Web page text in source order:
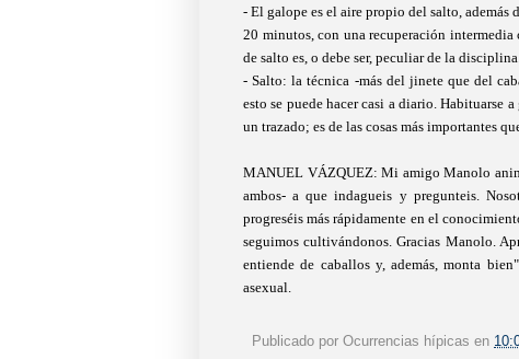
- El galope es el aire propio del salto,
20 minutos, con una recuperación
de salto es, o debe ser, peculiar de la disciplina.
- Salto: la técnica -más del jinete que del
esto se puede hacer casi a diario. Habituarse
un trazado; es de las cosas más importantes
MANUEL VÁZQUEZ: Mi amigo Manolo
ambos- a que indagueis y pregunteis.
progreséis más rápidamente en el
seguimos cultivándonos. Gracias Manolo.
entiende de caballos y, además, monta
asexual.
Publicado por Ocurrencias hípicas en